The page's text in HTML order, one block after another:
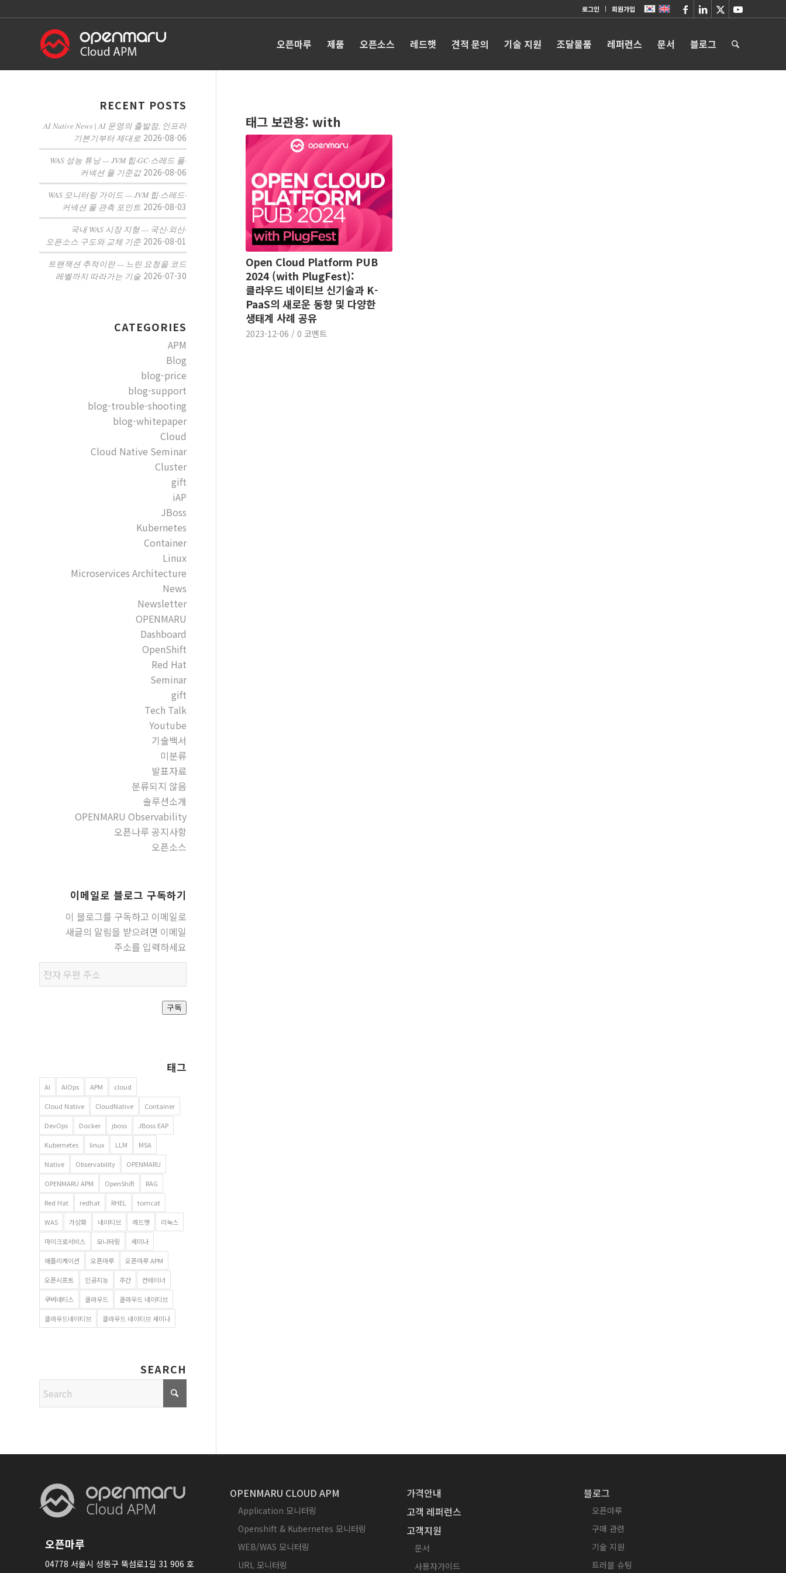
로그인 회원가입
오픈마루 제품 오픈소스 레드햇 견적 문의 기술 지원 조달물품 레퍼런스 문서 블로그
태그 보관용: with
Open Cloud Platform PUB
2024 (with PlugFest):
클라우드 네이티브 신기술과 K-
PaaS의 새로운 동향 및 다양한
생태계 사례 공유
2023-12-06 / 0 코멘트
RECENT POSTS
AI Native News | AI 운영의 출발점, 인프라
기본기부터 제대로 2026-08-06
WAS 성능 튜닝 — JVM 힙·GC·스레드 풀·
커넥션 풀 기준값 2026-08-06
WAS 모니터링 가이드 — JVM 힙·스레드·
커넥션 풀 관측 포인트 2026-08-03
국내 WAS 시장 지형 — 국산·외산·
오픈소스 구도와 교체 기준 2026-08-01
트랜잭션 추적이란 — 느린 요청을 코드
레벨까지 따라가는 기술 2026-07-30
CATEGORIES
APM
Blog
blog-price
blog-support
blog-trouble-shooting
blog-whitepaper
Cloud
Cloud Native Seminar
Cluster
gift
iAP
JBoss
Kubernetes
Container
Linux
Microservices Architecture
News
Newsletter
OPENMARU
Dashboard
OpenShift
Red Hat
Seminar
gift
Tech Talk
Youtube
기술백서
미분류
발표자료
분류되지 않음
솔루션소개
OPENMARU Observability
오픈나루 공지사항
오픈소스
이메일로 블로그 구독하기
이 블로그를 구독하고 이메일로
새글의 알림을 받으려면 이메일
주소를 입력하세요
우편
주소
구독
태그
AI AIOps APM cloud
Cloud Native CloudNative Container
DevOps Docker jboss JBoss EAP
Kubernetes linux LLM MSA
Native Observability OPENMARU
OPENMARU APM OpenShift RAG
Red Hat redhat RHEL tomcat
WAS 가상화 네이티브 레드햇 리눅스
마이크로서비스 모니터링 세미나
애플리케이션 오픈마루 오픈마루 APM
오픈시프트 인공지능 주간 컨테이너
쿠버네티스 클라우드 클라우드 네이티브
클라우드네이티브 클라우드 네이티브 세미나
SEARCH
오픈마루
04778 서울시 성동구 뚝섬로1길 31 906 호
OPENMARU CLOUD APM
Application 모니터링
Openshift & Kubernetes 모니터링
WEB/WAS 모니터링
URL 모니터링
가격안내
고객 레퍼런스
고객지원
문서
사용자가이드
블로그
오픈마루
구매 관련
기술 지원
트러블 슈팅